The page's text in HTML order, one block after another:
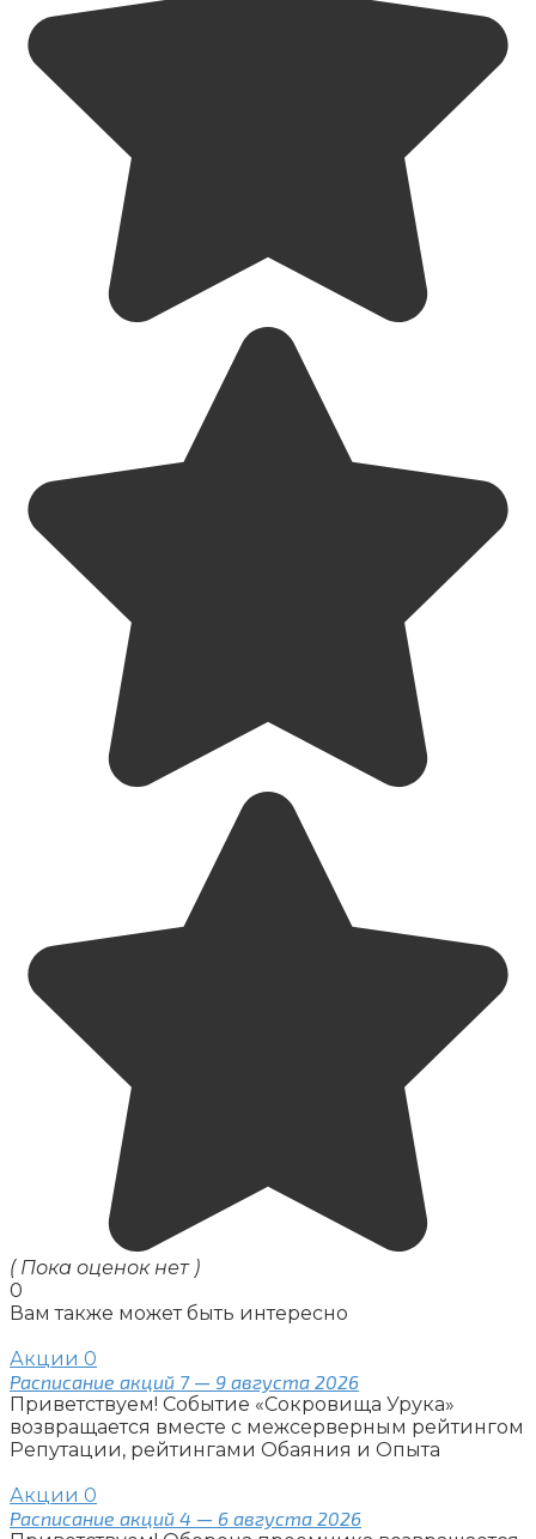
( Пока оценок нет )
0
Вам также может быть интересно
Акции 0
Расписание акций 7 — 9 августа 2026
Приветствуем! Событие «Сокровища Урука»
возвращается вместе с межсерверным рейтингом
Репутации, рейтингами Обаяния и Опыта
Акции 0
Расписание акций 4 — 6 августа 2026